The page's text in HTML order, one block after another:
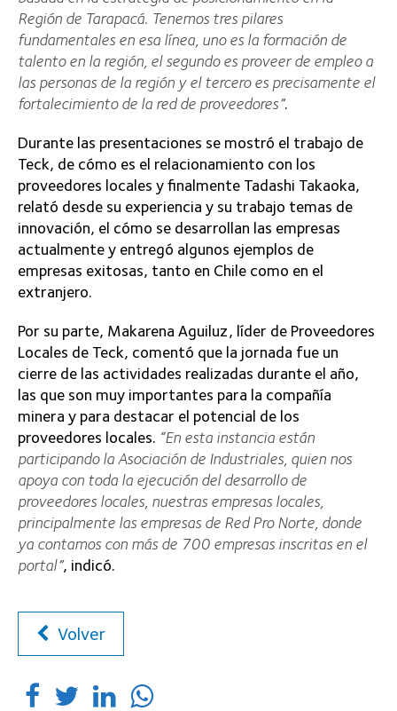
Región de Tarapacá. Tenemos tres pilares
fundamentales en esa línea, uno es la formación de
talento en la región, el segundo es proveer de empleo a
las personas de la región y el tercero es precisamente el
fortalecimiento de la red de proveedores”.
Durante las presentaciones se mostró el trabajo de
Teck, de cómo es el relacionamiento con los
proveedores locales y finalmente Tadashi Takaoka,
relató desde su experiencia y su trabajo temas de
innovación, el cómo se desarrollan las empresas
actualmente y entregó algunos ejemplos de
empresas exitosas, tanto en Chile como en el
extranjero.
Por su parte, Makarena Aguiluz, líder de Proveedores
Locales de Teck, comentó que la jornada fue un
cierre de las actividades realizadas durante el año,
las que son muy importantes para la compañía
minera y para destacar el potencial de los
proveedores locales. “En esta instancia están
participando la Asociación de Industriales, quien nos
apoya con toda la ejecución del desarrollo de
proveedores locales, nuestras empresas locales,
principalmente las empresas de Red Pro Norte, donde
ya contamos con más de 700 empresas inscritas en el
portal”, indicó.
Volver